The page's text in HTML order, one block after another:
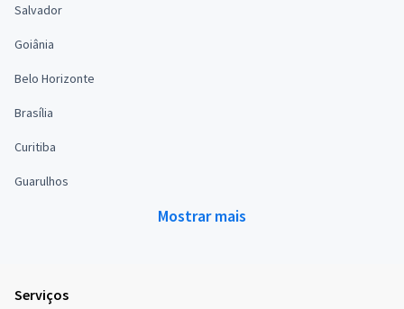
Salvador
Goiânia
Belo Horizonte
Brasília
Curitiba
Guarulhos
Mostrar mais
Serviços